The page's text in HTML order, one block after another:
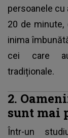
persoanele cu
20 de
inima
cei care
tradiționale.
2.
sunt mai
Într-un